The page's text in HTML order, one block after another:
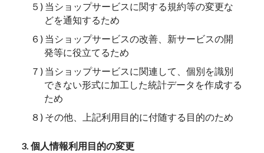
５) 当ショップサービスに関する規約等の変更な
どを通知するため
６) 当ショップサービスの改善、新サービスの開
発等に役立てるため
７) 当ショップサービスに関連して、個別を識別
できない形式に加工した統計データを作成する
ため
８) その他、上記利用目的に付随する目的のため
3. 個人情報利用目的の変更